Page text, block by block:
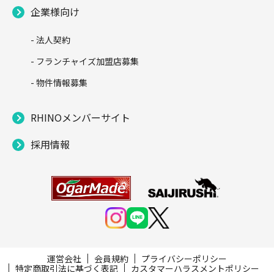
企業様向け
- 法人契約
- フランチャイズ加盟店募集
- 物件情報募集
RHINOメンバーサイト
採用情報
運営会社 会員規約
プライバシーポリシー
特定商取引法に基づく表記
カスタマーハラスメントポリシー